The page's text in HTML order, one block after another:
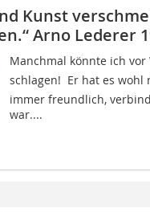
Kunst
Arno Lederer
Manchmal könnte ich
schlagen! ­ Er hat es
immer freundlich,
war....